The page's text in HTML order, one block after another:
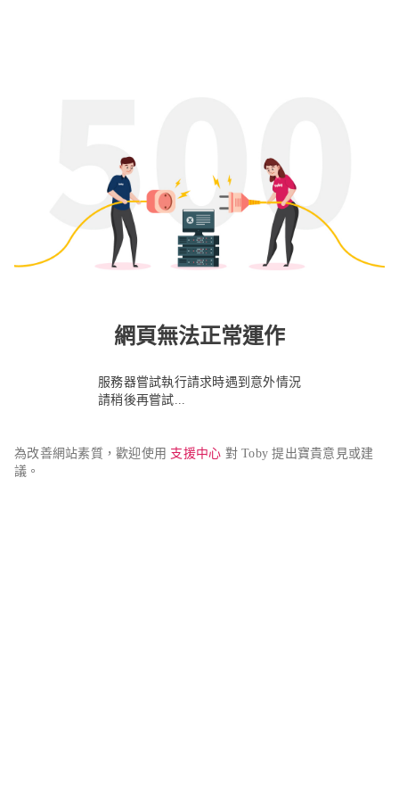
網頁無法正常運作
服務器嘗試執行請求時遇到意外情況
請稍後再嘗試...
為改善網站素質，歡迎使用 支援中心 對 Toby 提出寶貴意見或建
議。